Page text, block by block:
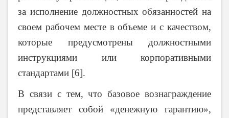
за исполнение должностных обязанностей на
своем рабочем месте в объеме и с качеством,
которые предусмотрены должностными
инструкциями или корпоративными
стандартами [6].
В связи с тем, что базовое вознаграждение
представляет собой «денежную гарантию»,